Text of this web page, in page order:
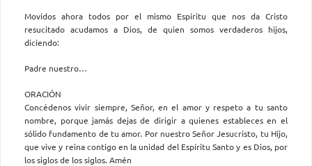
Movidos ahora todos por el mismo Espíritu que nos da Cristo
resucitado acudamos a Dios, de quien somos verdaderos hijos,
diciendo:
Padre nuestro…
ORACIÓN
Concédenos vivir siempre, Señor, en el amor y respeto a tu santo
nombre, porque jamás dejas de dirigir a quienes estableces en el
sólido fundamento de tu amor. Por nuestro Señor Jesucristo, tu Hijo,
que vive y reina contigo en la unidad del Espíritu Santo y es Dios, por
los siglos de los siglos. Amén